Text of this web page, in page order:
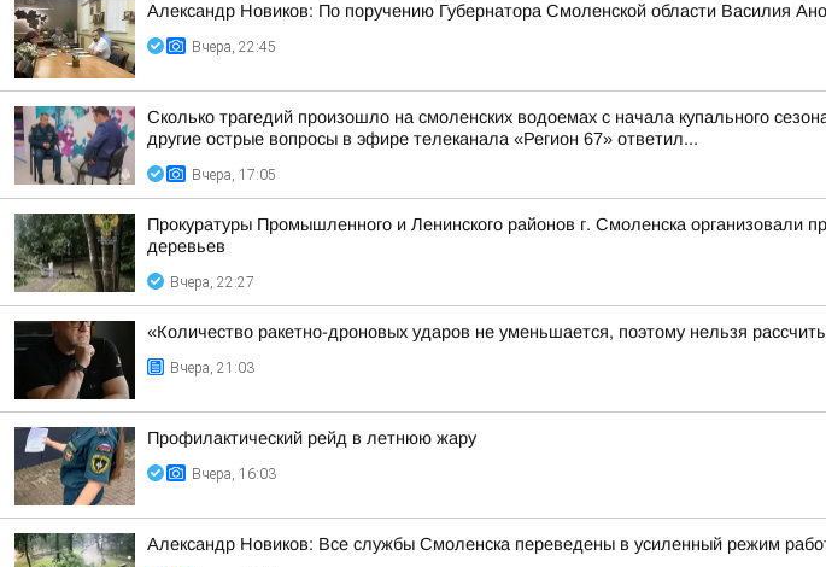
Александр Новиков: По поручению Губернатора Смоленской области Василия
Вчера, 22:45
Сколько трагедий произошло на смоленских водоемах с начала купального
другие острые вопросы в эфире телеканала «Регион 67» ответил...
Вчера, 17:05
Прокуратуры Промышленного и Ленинского районов г. Смоленска организовали
деревьев
Вчера, 22:27
«Количество ракетно-дроновых ударов не уменьшается, поэтому нельзя
Вчера, 21:03
Профилактический рейд в летнюю жару
Вчера, 16:03
Александр Новиков: Все службы Смоленска переведены в усиленный режим